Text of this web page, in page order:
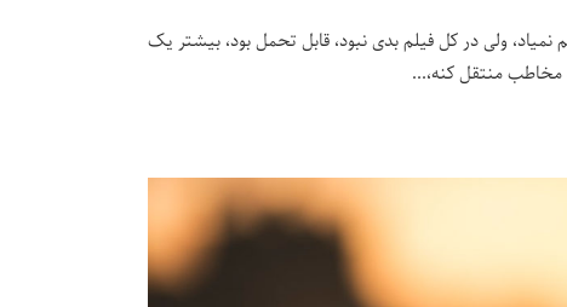
ولی در کل فیلم بدی نبود، قابل تحمل بود، بیشتر یک
مخاطب منتقل کنه،